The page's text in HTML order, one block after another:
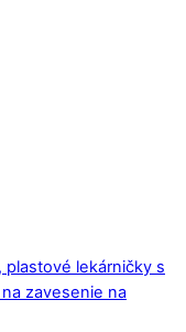
plastové lekárničky s
zavesenie na